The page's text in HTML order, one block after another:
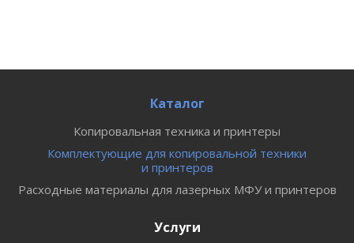
Каталог
Копировальная техника и принтеры
Комплектующие для копировальной техники
и принтеров
Расходные материалы для лазерных МФУ и принтеров
Услуги